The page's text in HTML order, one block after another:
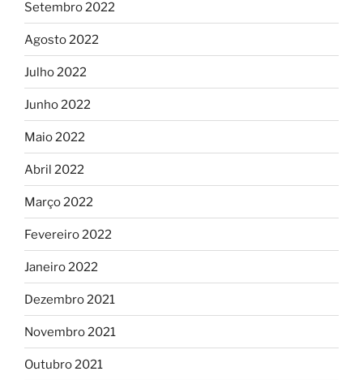
Setembro 2022
Agosto 2022
Julho 2022
Junho 2022
Maio 2022
Abril 2022
Março 2022
Fevereiro 2022
Janeiro 2022
Dezembro 2021
Novembro 2021
Outubro 2021